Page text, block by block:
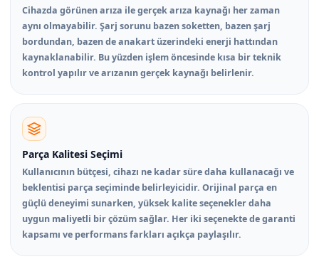
Cihazda görünen arıza ile gerçek arıza kaynağı her zaman
aynı olmayabilir. Şarj sorunu bazen soketten, bazen şarj
bordundan, bazen de anakart üzerindeki enerji hattından
kaynaklanabilir. Bu yüzden işlem öncesinde kısa bir teknik
kontrol yapılır ve arızanın gerçek kaynağı belirlenir.
Parça Kalitesi Seçimi
Kullanıcının bütçesi, cihazı ne kadar süre daha kullanacağı ve
beklentisi parça seçiminde belirleyicidir. Orijinal parça en
güçlü deneyimi sunarken, yüksek kalite seçenekler daha
uygun maliyetli bir çözüm sağlar. Her iki seçenekte de garanti
kapsamı ve performans farkları açıkça paylaşılır.